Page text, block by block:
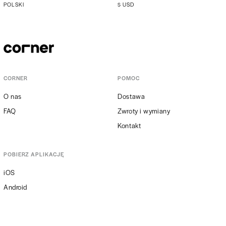
POLSKI $ USD
CORNER
O nas
FAQ
POMOC
Dostawa
Zwroty i wymiany
Kontakt
POBIERZ APLIKACJĘ
iOS
Android